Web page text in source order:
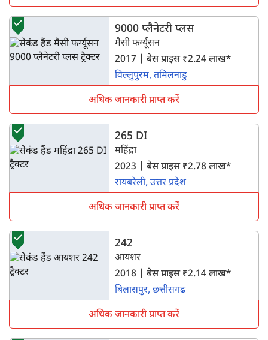
9000 प्लैनेटरी प्लस
मैसी फर्ग्यूसन
2017 | बेस प्राइस ₹2.24 लाख*
विल्लुपुरम, तमिलनाडु
अधिक जानकारी प्राप्त करें
265 DI
महिंद्रा
2023 | बेस प्राइस ₹2.78 लाख*
रायबरेली, उत्तर प्रदेश
अधिक जानकारी प्राप्त करें
242
आयशर
2018 | बेस प्राइस ₹2.14 लाख*
बिलासपुर, छत्तीसगढ
अधिक जानकारी प्राप्त करें